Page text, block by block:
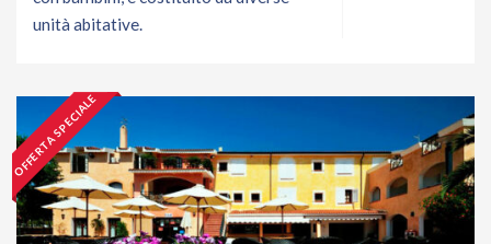
unità abitative.
OFFERTA SPECIALE